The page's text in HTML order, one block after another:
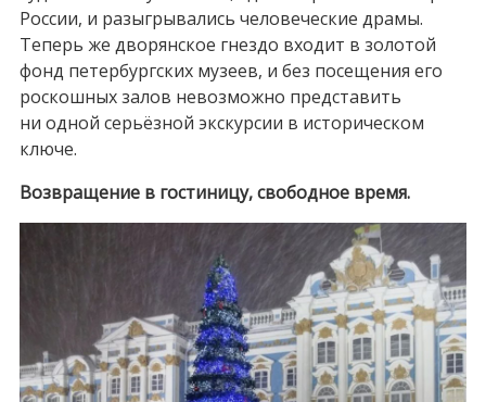
России, и разыгрывались человеческие драмы.
Теперь же дворянское гнездо входит в золотой
фонд петербургских музеев, и без посещения его
роскошных залов невозможно представить
ни одной серьёзной экскурсии в историческом
ключе.
Возвращение в гостиницу, свободное время.